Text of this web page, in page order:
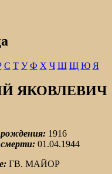
С Т У Ф Х Ч Ш Щ Ю Я
ЯКОВЛЕВИЧ
1916
01.04.1944
ГВ. МАЙОР